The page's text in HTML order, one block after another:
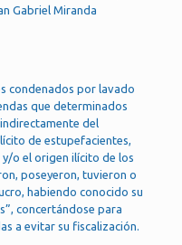
Gabriel Miranda
condenados por lavado
que determinados
del
de estupefacientes,
o el origen ilícito de los
poseyeron, tuvieron o
habiendo conocido su
concertándose para
a evitar su fiscalización.